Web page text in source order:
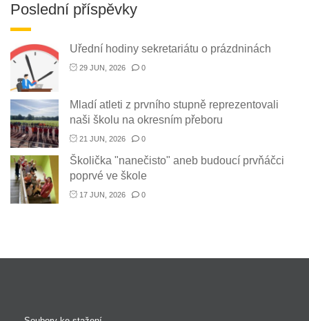
Poslední příspěvky
Uřední hodiny sekretariátu o prázdninách
29 JUN, 2026 0
Mladí atleti z prvního stupně reprezentovali
naši školu na okresním přeboru
21 JUN, 2026 0
Školička "nanečisto" aneb budoucí prvňáčci
poprvé ve škole
17 JUN, 2026 0